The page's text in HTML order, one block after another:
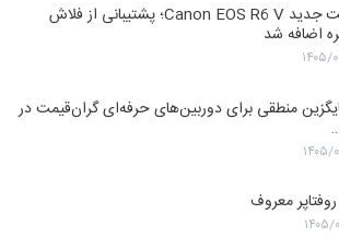
آپدیت جدید Canon EOS R6 V؛ پشتیبانی از فلاش
اضافه شد
۰۵/۰۴
منطقی برای دوربین‌های حرفه‌ای گران‌قیمت در
۰۴/۲۸
معروف
۰۴/۱۸